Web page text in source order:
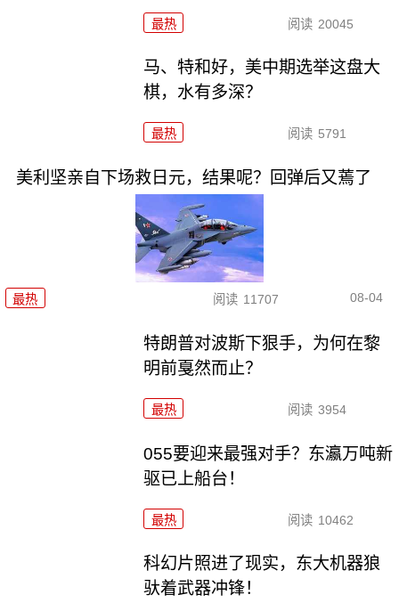
最热 阅读 20045
马、特和好，美中期选举这盘大
棋，水有多深？
最热 阅读 5791
美利坚亲自下场救日元，结果呢？回弹后又蔫了
最热 阅读 11707 08-04
特朗普对波斯下狠手，为何在黎
明前戛然而止？
最热 阅读 3954
055要迎来最强对手？东瀛万吨新
驱已上船台！
最热 阅读 10462
科幻片照进了现实，东大机器狼
驮着武器冲锋！